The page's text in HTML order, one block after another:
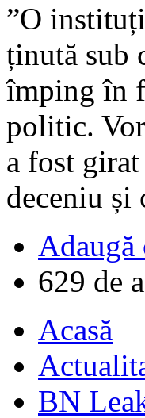
”O
ținută sub
împing în
politic.
a fost
deceniu și
Adaugă
629 de
Acasă
BN